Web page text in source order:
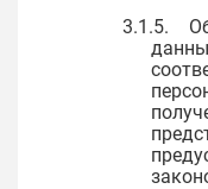
3.1.5.